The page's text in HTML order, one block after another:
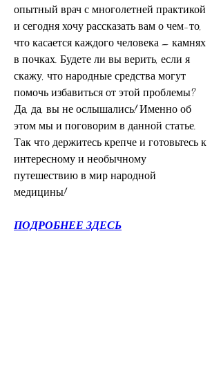
опытный врач с многолетней практикой
и сегодня хочу рассказать вам о чем-то,
что касается каждого человека – камнях
в почках. Будете ли вы верить, если я
скажу, что народные средства могут
помочь избавиться от этой проблемы?
Да, да, вы не ослышались! Именно об
этом мы и поговорим в данной статье.
Так что держитесь крепче и готовьтесь к
интересному и необычному
путешествию в мир народной
медицины!
ПОДРОБНЕЕ ЗДЕСЬ